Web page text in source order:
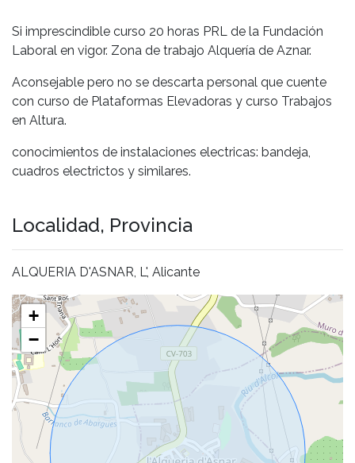
Si imprescindible curso 20 horas PRL de la Fundación
Laboral en vigor. Zona de trabajo Alquería de Aznar.
Aconsejable pero no se descarta personal que cuente
con curso de Plataformas Elevadoras y curso Trabajos
en Altura.
conocimientos de instalaciones electricas: bandeja,
cuadros electrictos y similares.
Localidad, Provincia
ALQUERIA D'ASNAR, L', Alicante
+
−